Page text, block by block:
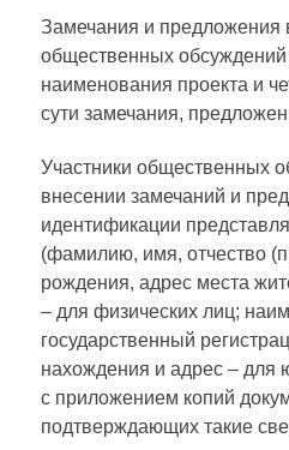
Замечания и предложения
общественных обсуждений
наименования проекта и
сути замечания,
Участники общественных
внесении замечаний и
идентификации
(фамилию, имя, отчество
рождения, адрес места
– для физических лиц;
государственный
нахождения и адрес – для
с приложением копий
подтверждающих такие